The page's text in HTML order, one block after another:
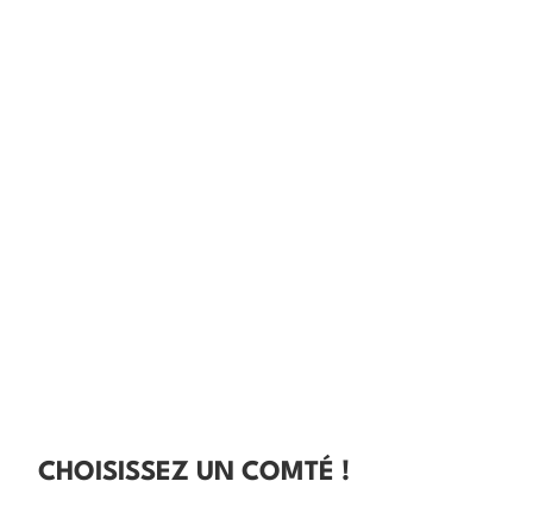
CHOISISSEZ UN COMTÉ !